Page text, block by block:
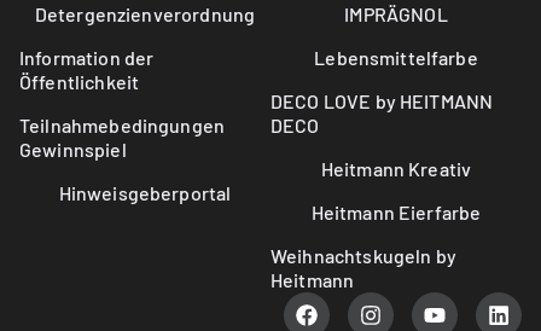
Detergenzienverordnung
Information der
Öffentlichkeit
Teilnahmebedingungen
Gewinnspiel
Hinweisgeberportal
IMPRÄGNOL
Lebensmittelfarbe
DECO LOVE by HEITMANN
DECO
Heitmann Kreativ
Heitmann Eierfarbe
Weihnachtskugeln by
Heitmann